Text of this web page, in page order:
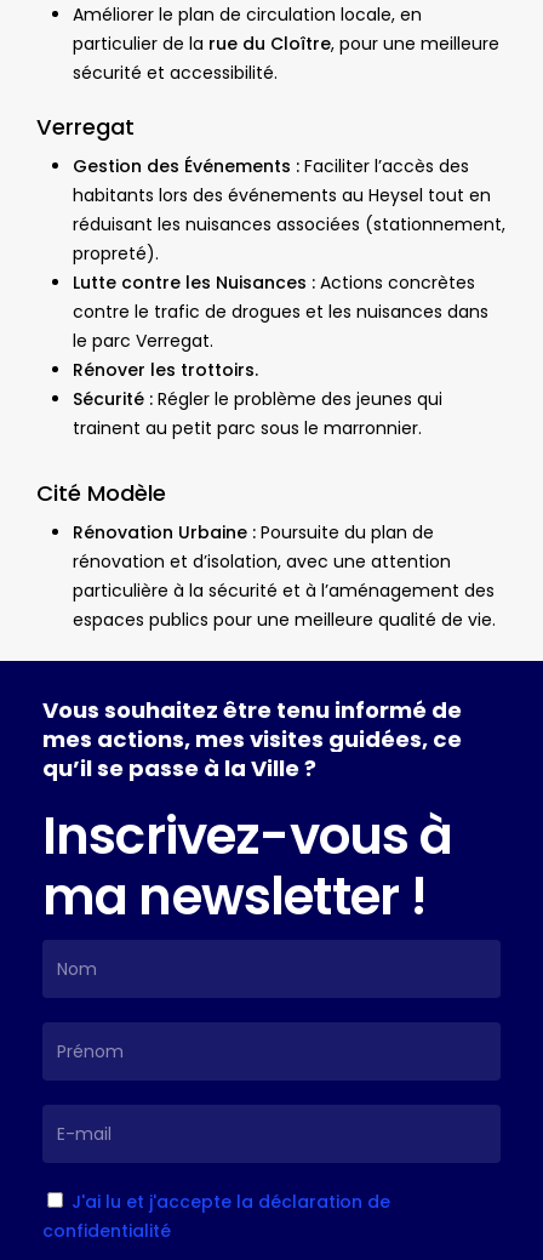
Améliorer le plan de circulation locale, en
particulier de la rue du Cloître, pour une meilleure
sécurité et accessibilité.
Verregat
Gestion des Événements : Faciliter l’accès des
habitants lors des événements au Heysel tout en
réduisant les nuisances associées (stationnement,
propreté).
Lutte contre les Nuisances : Actions concrètes
contre le trafic de drogues et les nuisances dans
le parc Verregat.
Rénover les trottoirs.
Sécurité :Régler le problème des jeunes qui
trainent au petit parc sous le marronnier.
Cité Modèle
Rénovation Urbaine : Poursuite du plan de
rénovation et d’isolation, avec une attention
particulière à la sécurité et à l’aménagement des
espaces publics pour une meilleure qualité de vie.
Vous souhaitez être tenu informé de
mes actions, mes visites guidées, ce
qu’ilse passe à la Ville?
Inscrivez-vousà
ma newsletter !
J'ai lu et j'accepte la déclaration de
confidentialité